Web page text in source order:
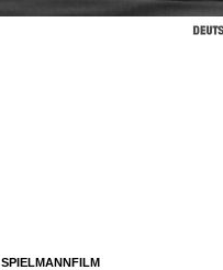
SPIELMANNFILM